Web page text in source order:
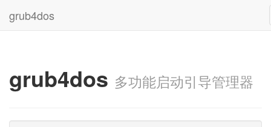
grub4dos
grub4dos 多功能启动引导管理器